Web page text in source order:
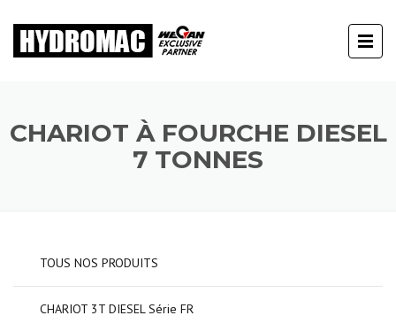
CHARIOT À FOURCHE DIESEL
7 TONNES
TOUS NOS PRODUITS
CHARIOT 3T DIESEL Série FR